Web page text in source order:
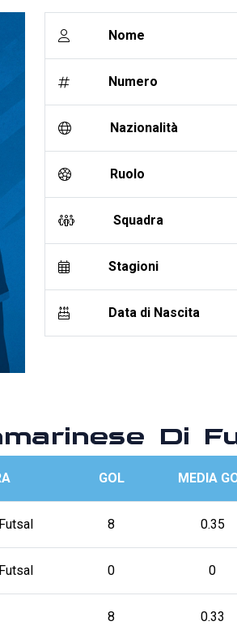
Nome
Numero
Nazionalità
Ruolo
Squadra
Stagioni
Data di Nascita
Di
GOL MEDIA
8 0.35
0 0
8 0.33